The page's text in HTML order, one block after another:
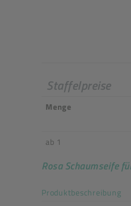
Staffelpreise
Menge
ab 1
Rosa Schaumseife
Produktbeschreibung